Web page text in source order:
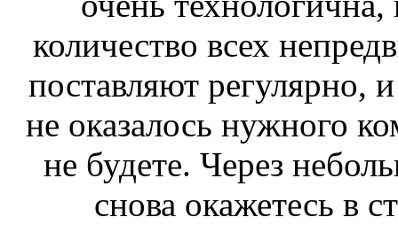
количество всех
поставляют регулярно,
не оказалось нужного
не будете. Через
снова окажетесь в